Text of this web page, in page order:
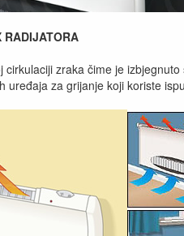
RADIJATORA
zraka čime je
za grijanje koji koriste